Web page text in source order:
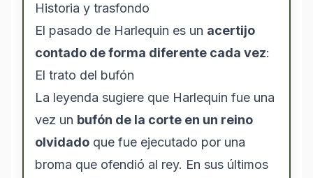
Historia y trasfondo
El pasado de Harlequin es un acertijo
contado de forma diferente cada vez:
El trato del bufón
La leyenda sugiere que Harlequin fue una
vez un bufón de la corte en un reino
olvidado que fue ejecutado por una
broma que ofendió al rey. En sus últimos